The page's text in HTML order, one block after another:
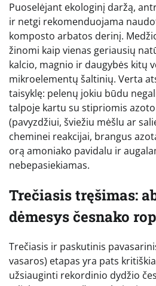
Puoselėjant ekologinį daržą,
ir netgi rekomenduojama
komposto arbatos derinį.
žinomi kaip vienas geriausių
kalcio, magnio ir daugybės kitų
mikroelementų šaltinių. Verta
taisyklę: pelenų jokiu būdu
talpoje kartu su stipriomis
(pavyzdžiui, šviežiu mėšlu ar
cheminei reakcijai, brangus
orą amoniako pavidalu ir
nebepasiekiamas.
Trečiasis tręšimas:
dėmesys česnako
Trečiasis ir paskutinis
vasaros) etapas yra pats
užsiauginti rekordinio dydžio